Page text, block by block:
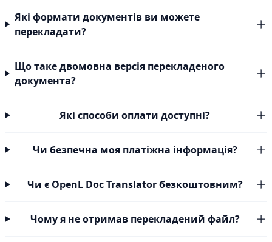
Які формати документів ви можете
перекладати?
Що таке двомовна версія перекладеного
документа?
Які способи оплати доступні?
Чи безпечна моя платіжна інформація?
Чи є OpenL Doc Translator безкоштовним?
Чому я не отримав перекладений файл?